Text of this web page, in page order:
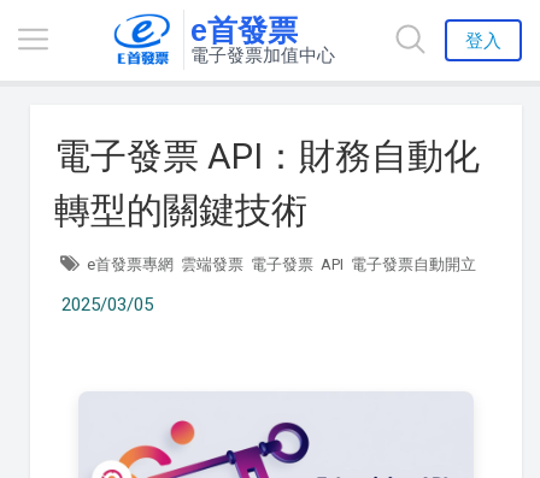
e首發票
電子發票加值中心
登入
電子發票 API：財務自動化
轉型的關鍵技術
e首發票專網 雲端發票 電子發票 API 電子發票自動開立
2025/03/05